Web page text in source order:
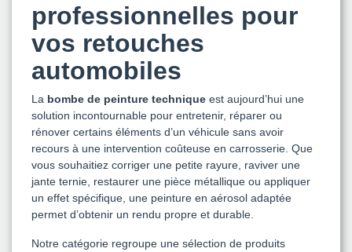
professionnelles pour
vos retouches
automobiles
La bombe de peinture technique est aujourd’hui une
solution incontournable pour entretenir, réparer ou
rénover certains éléments d’un véhicule sans avoir
recours à une intervention coûteuse en carrosserie. Que
vous souhaitiez corriger une petite rayure, raviver une
jante ternie, restaurer une pièce métallique ou appliquer
un effet spécifique, une peinture en aérosol adaptée
permet d’obtenir un rendu propre et durable.
Notre catégorie regroupe une sélection de produits